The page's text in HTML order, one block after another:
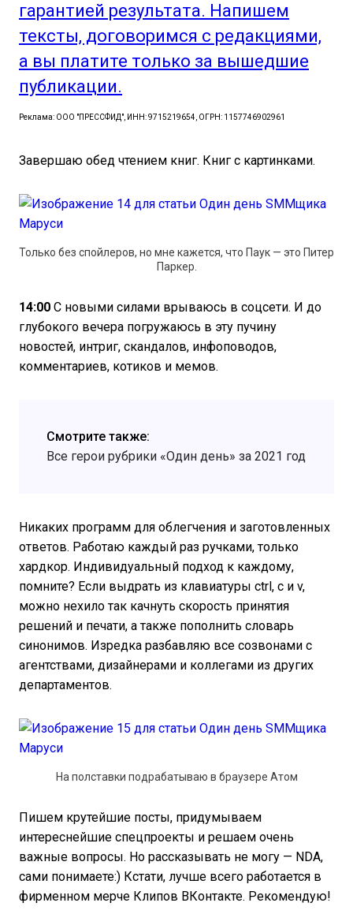
гарантией результата. Напишем
тексты, договоримся с редакциями,
а вы платите только за вышедшие
публикации.
Реклама: ООО "ПРЕССФИД", ИНН: 9715219654, ОГРН: 1157746902961
Завершаю обед чтением книг. Книг с картинками.
Только без спойлеров, но мне кажется, что Паук — это Питер
Паркер.
14:00 С новыми силами врываюсь в соцсети. И до
глубокого вечера погружаюсь в эту пучину
новостей, интриг, скандалов, инфоповодов,
комментариев, котиков и мемов.
Смотрите также:
Все герои рубрики «Один день» за 2021 год
Никаких программ для облегчения и заготовленных
ответов. Работаю каждый раз ручками, только
хардкор. Индивидуальный подход к каждому,
помните? Если выдрать из клавиатуры ctrl, с и v,
можно нехило так качнуть скорость принятия
решений и печати, а также пополнить словарь
синонимов. Изредка разбавляю все созвонами с
агентствами, дизайнерами и коллегами из других
департаментов.
На полставки подрабатываю в браузере Атом
Пишем крутейшие посты, придумываем
интереснейшие спецпроекты и решаем очень
важные вопросы. Но рассказывать не могу — NDA,
сами понимаете:) Кстати, лучше всего работается в
фирменном мерче Клипов ВКонтакте. Рекомендую!